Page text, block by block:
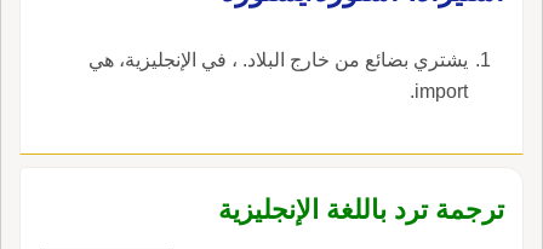
يشتري بضائع من خارج البلاد. ، في الإنجليزية، هي
import.
ترجمة ترد باللغة الإنجليزية